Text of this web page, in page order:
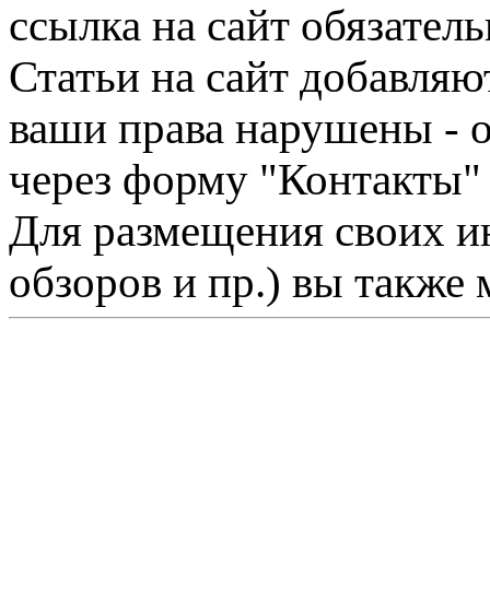
ссылка на сайт
Статьи на сайт
ваши права нарушены -
через форму "Контакты"
Для размещения своих
обзоров и пр.) вы также